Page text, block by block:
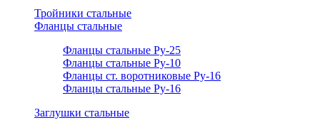
Тройники стальные
Фланцы стальные
Фланцы стальные Ру-25
Фланцы стальные Ру-10
Фланцы ст. воротниковые Ру-16
Фланцы стальные Ру-16
Заглушки стальные